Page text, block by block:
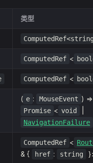
类型
ComputedRef <
ComputedRef <
( e : MouseEvent ) =>
Promise < void
NavigationFailure
ComputedRef <
& { href : string